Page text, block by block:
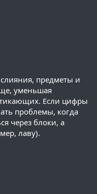
предметы и
уменьшая
тикающих. Если цифры
проблемы, когда
через блоки, а
лаву).